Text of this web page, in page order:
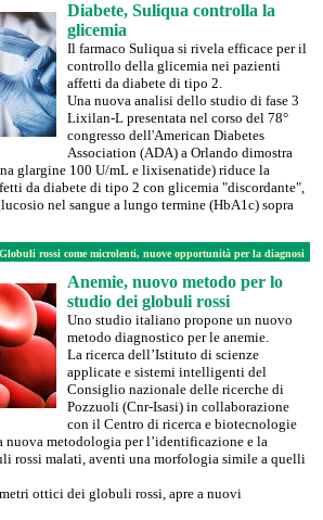
Diabete, Suliqua controlla la
glicemia
Il farmaco Suliqua si rivela efficace per il
controllo della glicemia nei pazienti
affetti da diabete di tipo 2.
Una nuova analisi dello studio di fase 3
Lixilan-L presentata nel corso del 78°
congresso dell'American Diabetes
Association (ADA) a Orlando dimostra
glargine 100 U/mL e lixisenatide) riduce la
da diabete di tipo 2 con glicemia "discordante",
nel sangue a lungo termine (HbA1c) sopra
Globuli rossi come microlenti, nuove opportunità per la diagnosi
Anemie, nuovo metodo per lo
studio dei globuli rossi
Uno studio italiano propone un nuovo
metodo diagnostico per le anemie.
La ricerca dell’Istituto di scienze
applicate e sistemi intelligenti del
Consiglio nazionale delle ricerche di
Pozzuoli (Cnr-Isasi) in collaborazione
con il Centro di ricerca e biotecnologie
nuova metodologia per l’identificazione e la
rossi malati, aventi una morfologia simile a quelli
ottici dei globuli rossi, apre a nuovi